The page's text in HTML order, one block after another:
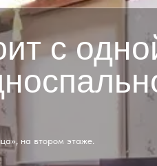
на втором этаже.
с